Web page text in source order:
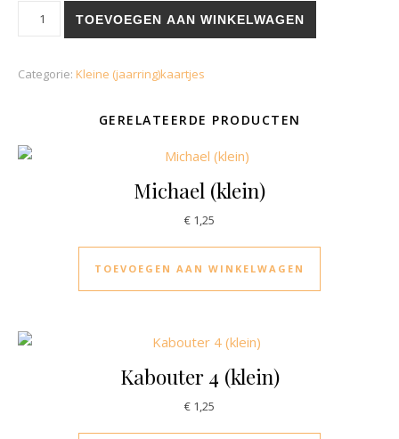
TOEVOEGEN AAN WINKELWAGEN
Categorie: Kleine (jaarring)kaartjes
GERELATEERDE PRODUCTEN
Michael (klein)
€ 1,25
TOEVOEGEN AAN WINKELWAGEN
Kabouter 4 (klein)
€ 1,25